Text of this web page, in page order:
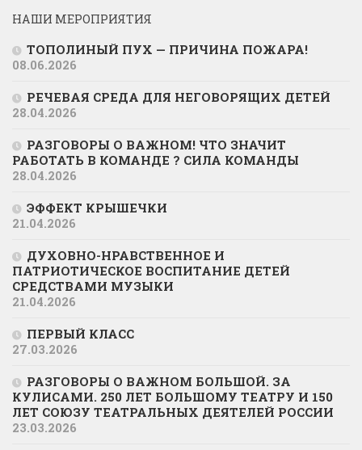
НАШИ МЕРОПРИЯТИЯ
ТОПОЛИНЫЙ ПУХ — ПРИЧИНА ПОЖАРА!
08.06.2026
РЕЧЕВАЯ СРЕДА ДЛЯ НЕГОВОРЯЩИХ ДЕТЕЙ
28.04.2026
РАЗГОВОРЫ О ВАЖНОМ! ЧТО ЗНАЧИТ
РАБОТАТЬ В КОМАНДЕ ? СИЛА КОМАНДЫ
28.04.2026
ЭФФЕКТ КРЫШЕЧКИ
21.04.2026
ДУХОВНО-НРАВСТВЕННОЕ И
ПАТРИОТИЧЕСКОЕ ВОСПИТАНИЕ ДЕТЕЙ
СРЕДСТВАМИ МУЗЫКИ
21.04.2026
ПЕРВЫЙ КЛАСС
27.03.2026
РАЗГОВОРЫ О ВАЖНОМ БОЛЬШОЙ. ЗА
КУЛИСАМИ. 250 ЛЕТ БОЛЬШОМУ ТЕАТРУ И 150
ЛЕТ СОЮЗУ ТЕАТРАЛЬНЫХ ДЕЯТЕЛЕЙ РОССИИ
23.03.2026